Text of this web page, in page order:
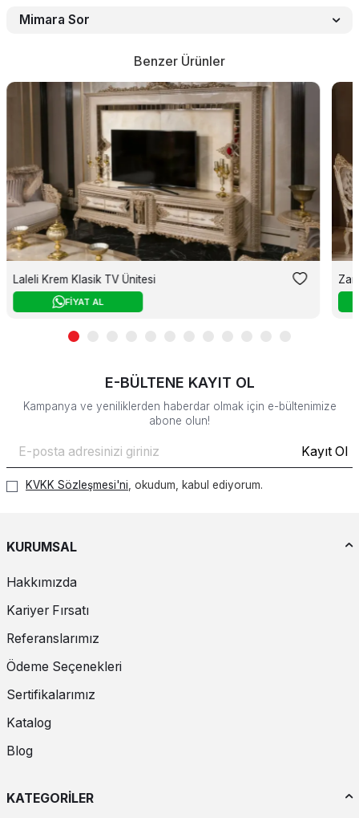
Mimara Sor
Benzer Ürünler
Laleli Krem Klasik TV Ünitesi
FİYAT AL
E-BÜLTENE KAYIT OL
Kampanya ve yeniliklerden haberdar olmak için e-bültenimize
abone olun!
Kayıt Ol
KVKK Sözleşmesi'ni, okudum, kabul ediyorum.
KURUMSAL
Hakkımızda
Kariyer Fırsatı
Referanslarımız
Ödeme Seçenekleri
Sertifikalarımız
Katalog
Blog
KATEGORİLER